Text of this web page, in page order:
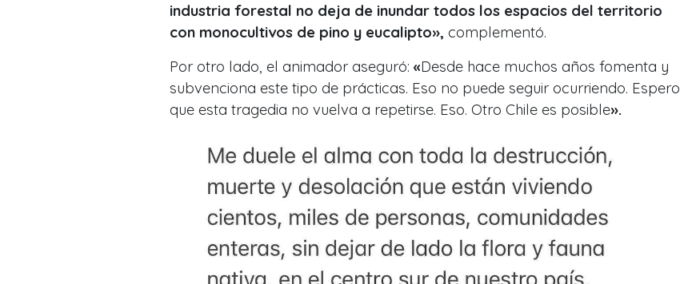
industria forestal no deja de inundar todos los espacios del territorio
con monocultivos de pino y eucalipto», complementó.
Por otro lado, el animador aseguró: «Desde hace muchos años fomenta y
subvenciona este tipo de prácticas. Eso no puede seguir ocurriendo. Espero
que esta tragedia no vuelva a repetirse. Eso. Otro Chile es posible».